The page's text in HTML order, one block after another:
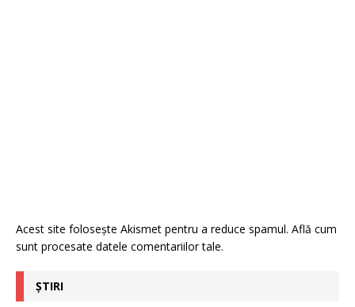
Acest site folosește Akismet pentru a reduce spamul. Află cum
sunt procesate datele comentariilor tale.
ȘTIRI